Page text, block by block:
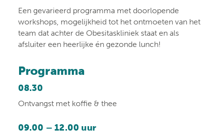
Een gevarieerd programma met doorlopende
workshops, mogelijkheid tot het ontmoeten van het
team dat achter de Obesitaskliniek staat en als
afsluiter een heerlijke én gezonde lunch!
Programma
08.30
Ontvangst met koffie & thee
09.00 – 12.00 uur